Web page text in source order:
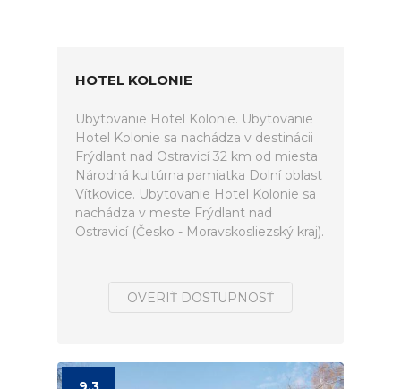
HOTEL KOLONIE
Ubytovanie Hotel Kolonie. Ubytovanie
Hotel Kolonie sa nachádza v destinácii
Frýdlant nad Ostravicí 32 km od miesta
Národná kultúrna pamiatka Dolní oblast
Vítkovice. Ubytovanie Hotel Kolonie sa
nachádza v meste Frýdlant nad
Ostravicí (Česko - Moravskosliezský kraj).
OVERIŤ DOSTUPNOSŤ